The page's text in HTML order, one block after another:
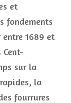
et
fondements
1689 et
sur la
la
fourrures